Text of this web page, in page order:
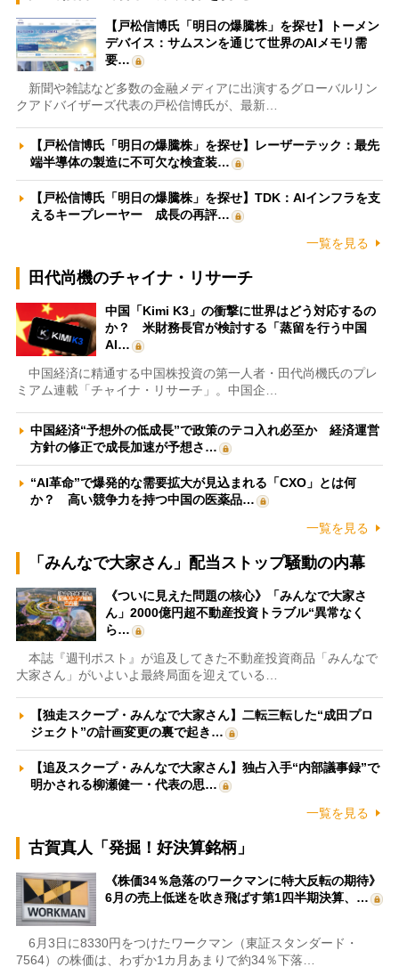
【戸松信博氏「明日の爆騰株」を探せ】トーメン
デバイス：サムスンを通じて世界のAIメモリ需
要…
新聞や雑誌など多数の金融メディアに出演するグローバルリン
クアドバイザーズ代表の戸松信博氏が、最新…
【戸松信博氏「明日の爆騰株」を探せ】レーザーテック：最先
端半導体の製造に不可欠な検査装…
【戸松信博氏「明日の爆騰株」を探せ】TDK：AIインフラを支
えるキープレーヤー 成長の再評…
一覧を見る
田代尚機のチャイナ・リサーチ
中国「Kimi K3」の衝撃に世界はどう対応するの
か？ 米財務長官が検討する「蒸留を行う中国
AI…
中国経済に精通する中国株投資の第一人者・田代尚機氏のプレ
ミアム連載「チャイナ・リサーチ」。中国企…
中国経済“予想外の低成長”で政策のテコ入れ必至か 経済運営
方針の修正で成長加速が予想さ…
“AI革命”で爆発的な需要拡大が見込まれる「CXO」とは何
か？ 高い競争力を持つ中国の医薬品…
一覧を見る
「みんなで大家さん」配当ストップ騒動の内幕
《ついに見えた問題の核心》「みんなで大家さ
ん」2000億円超不動産投資トラブル“異常なく
ら…
本誌『週刊ポスト』が追及してきた不動産投資商品「みんなで
大家さん」がいよいよ最終局面を迎えている…
【独走スクープ・みんなで大家さん】二転三転した“成田プロ
ジェクト”の計画変更の裏で起き…
【追及スクープ・みんなで大家さん】独占入手“内部議事録”で
明かされる柳瀬健一・代表の思…
一覧を見る
古賀真人「発掘！好決算銘柄」
《株価34％急落のワークマンに特大反転の期待》
6月の売上低迷を吹き飛ばす第1四半期決算、…
6月3日に8330円をつけたワークマン（東証スタンダード・
7564）の株価は、わずか1カ月あまりで約34％下落…